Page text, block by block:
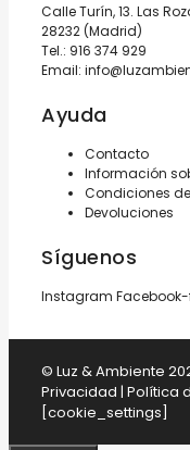
Calle Turín, 13. Las
28232 (Madrid)
Tel.: 916 374 929
Email:
Ayuda
Contacto
Información
Condiciones
Devoluciones
Síguenos
Instagram
© Luz & Ambiente
Privacidad | Política
[cookie_settings]